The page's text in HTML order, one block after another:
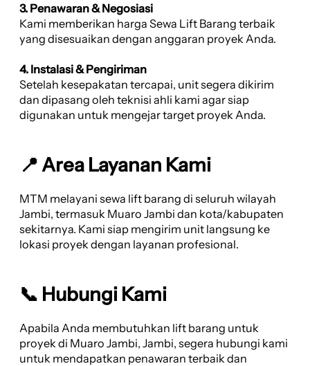
3. Penawaran & Negosiasi
Kami memberikan harga Sewa Lift Barang terbaik
yang disesuaikan dengan anggaran proyek Anda.
4. Instalasi & Pengiriman
Setelah kesepakatan tercapai, unit segera dikirim
dan dipasang oleh teknisi ahli kami agar siap
digunakan untuk mengejar target proyek Anda.
📍 Area Layanan Kami
MTM melayani sewa lift barang di seluruh wilayah
Jambi, termasuk Muaro Jambi dan kota/kabupaten
sekitarnya. Kami siap mengirim unit langsung ke
lokasi proyek dengan layanan profesional.
📞 Hubungi Kami
Apabila Anda membutuhkan lift barang untuk
proyek di Muaro Jambi, Jambi, segera hubungi kami
untuk mendapatkan penawaran terbaik dan